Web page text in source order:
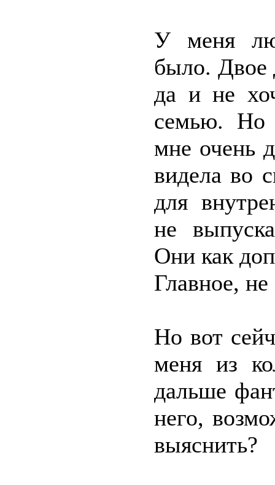
У меня
было. Двое
да и не
семью. Но
мне очень
видела во
для
не
Они как
Главное, не
Но вот
меня из
дальше
него,
выяснить?